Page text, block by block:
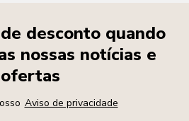
desconto quando
nossas notícias e
ofertas
Aviso de privacidade